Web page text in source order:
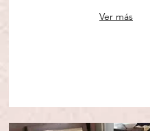
Ver más